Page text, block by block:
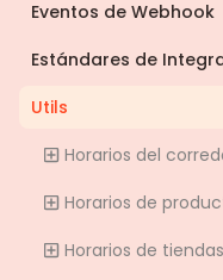
Eventos de Webhook
Estándares de
Utils
Horarios del
Horarios de
Horarios de tiendas